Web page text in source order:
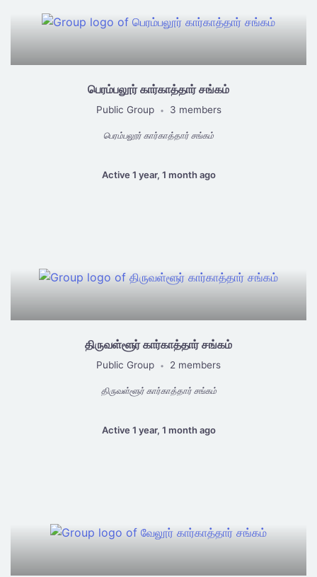
பெரம்பலூர் கார்காத்தார் சங்கம்
Public Group • 3 members
பெரம்பலூர் கார்காத்தார் சங்கம்
Active 1 year, 1 month ago
திருவள்ளூர் கார்காத்தார் சங்கம்
Public Group • 2 members
திருவள்ளூர் கார்காத்தார் சங்கம்
Active 1 year, 1 month ago